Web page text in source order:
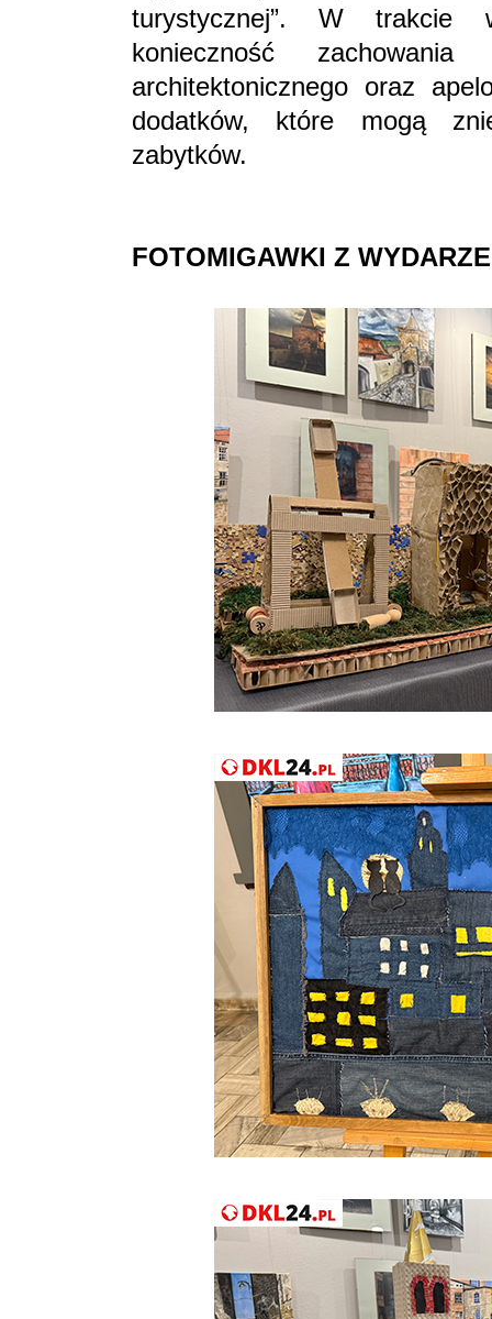
turystycznej”. W trakcie
konieczność
architektonicznego oraz
dodatków, które mogą
zabytków.
FOTOMIGAWKI Z